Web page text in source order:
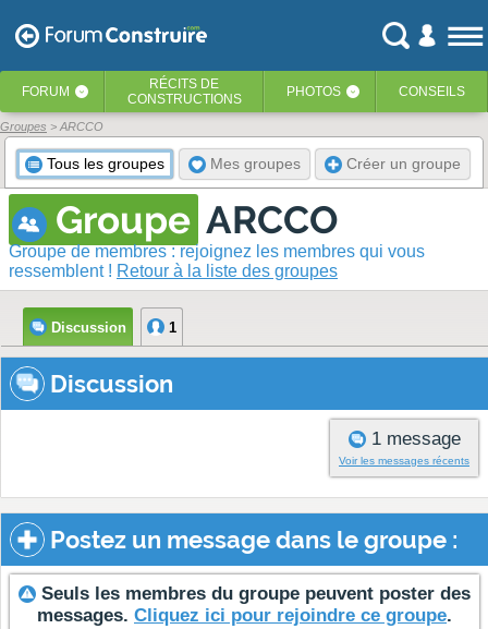
FORUM ‹ RÉCITS DE
CONSTRUCTIONS
PHOTOS ‹ CONSEILS
Groupes > ARCCO
Tous les groupes Mes groupes Créer un groupe
Groupe ARCCO
Groupe de membres : rejoignez les membres qui vous
ressemblent ! Retour à la liste des groupes
Discussion 1
Discussion
1 message
Voir les messages récents
Postez un message dans le groupe :
Seuls les membres du groupe peuvent poster des
messages. Cliquez ici pour rejoindre ce groupe.